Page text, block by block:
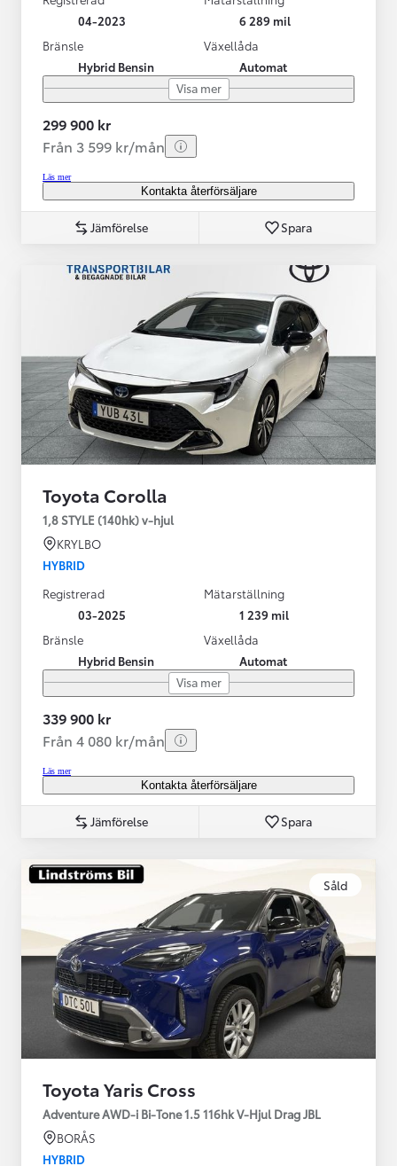
04-2023
6 289 mil
Bränsle
Hybrid Bensin
Växellåda
Automat
Visa mer
299 900 kr
Från 3 599 kr/mån
Läs mer
Kontakta återförsäljare
Jämförelse Spara
Toyota Corolla
1,8 STYLE (140hk) v-hjul
KRYLBO
HYBRID
Registrerad
03-2025
Mätarställning
1 239 mil
Bränsle
Hybrid Bensin
Växellåda
Automat
Visa mer
339 900 kr
Från 4 080 kr/mån
Läs mer
Kontakta återförsäljare
Jämförelse Spara
Såld
Toyota Yaris Cross
Adventure AWD-i Bi-Tone 1.5 116hk V-Hjul Drag JBL
BORÅS
HYBRID